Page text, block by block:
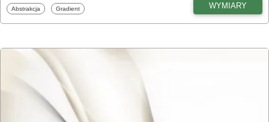
Fototapety
Abstrakcja Fototapety
Gradient WYMIARY